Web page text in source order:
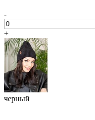
-
+
черный